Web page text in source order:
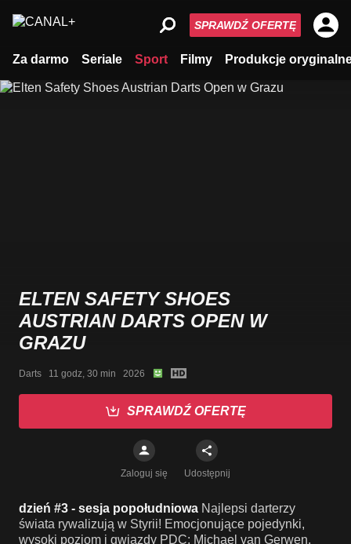
Za darmo Seriale Sport Filmy Produkcje
SPRAWDŹ OFERTĘ
ELTEN SAFETY SHOES
AUSTRIAN DARTS OPEN W
GRAZU
Darts   11 godz, 30 min   2026
SPRAWDŹ OFERTĘ
Zaloguj się Udostępnij
dzień #3 - sesja popołudniowa Najlepsi darterzy
świata rywalizują w Styrii! Emocjonujące pojedynki,
wysoki poziom i gwiazdy PDC: Michael van Gerwen,